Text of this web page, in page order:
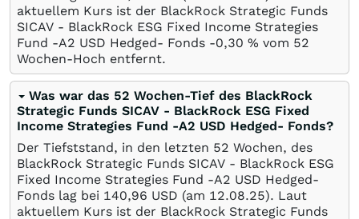
aktuellem Kurs ist der BlackRock Strategic Funds
SICAV - BlackRock ESG Fixed Income Strategies
Fund -A2 USD Hedged- Fonds -0,30 % vom 52
Wochen-Hoch entfernt.
Was war das 52 Wochen-Tief des BlackRock
Strategic Funds SICAV - BlackRock ESG Fixed
Income Strategies Fund -A2 USD Hedged- Fonds?
Der Tiefststand, in den letzten 52 Wochen, des
BlackRock Strategic Funds SICAV - BlackRock ESG
Fixed Income Strategies Fund -A2 USD Hedged-
Fonds lag bei 140,96 USD (am 12.08.25). Laut
aktuellem Kurs ist der BlackRock Strategic Funds